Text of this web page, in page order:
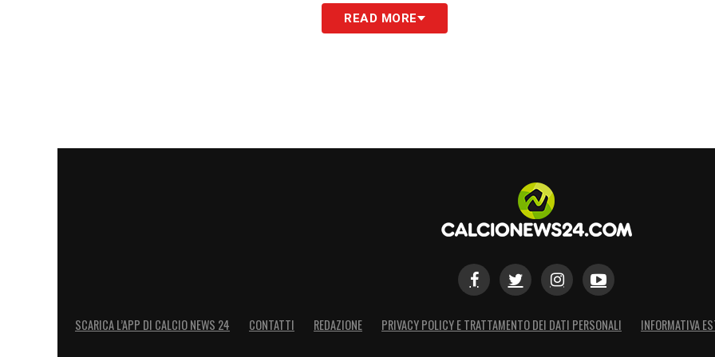
LA PLAYLIST DELLE NOSTRE TOP NEWSREAD MORE
SCARICA L’APP DI CALCIO NEWS 24 CONTATTI REDAZIONE PRIVACY POLICY E TRATTAMENTO DEI DATI PERSONALI INFORMATIVA